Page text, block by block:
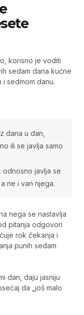
korisno je voditi
sedam dana kućne
sedmom danu.
dana u dan,
ili se javlja samo
javlja se
ne i van njega.
nega se nastavlja
pitanja odgovori
rok čekanja i
punih sedam
dan, daju jasniju
da „još malo